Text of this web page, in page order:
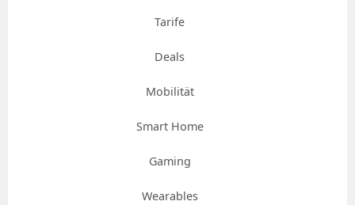
Tarife
Deals
Mobilität
Smart Home
Gaming
Wearables